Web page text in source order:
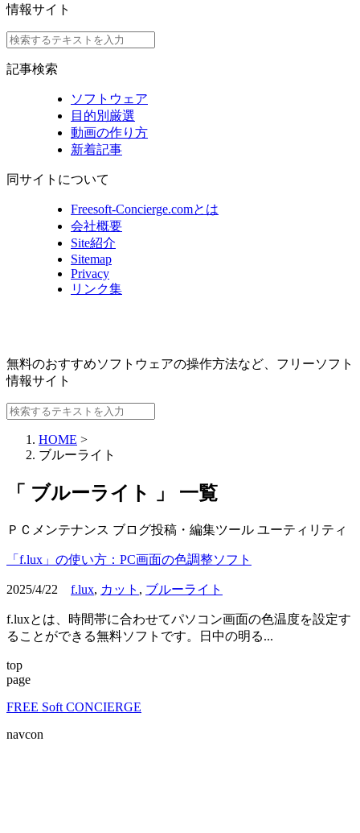
情報サイト
記事検索
ソフトウェア
目的別厳選
動画の作り方
新着記事
同サイトについて
Freesoft-Concierge.comとは
会社概要
Site紹介
Sitemap
Privacy
リンク集
無料のおすすめソフトウェアの操作方法など、 フリーソフト
情報サイト
HOME >
ブルーライト
「 ブルーライト 」 一覧
ＰＣメンテナンス ブログ投稿・編集ツール ユーティリティ
「f.lux」の使い方：PC画面の色調整ソフト
2025/4/22 f.lux, カット , ブルーライト
f.luxとは、時間帯に合わせてパソコン画面の色温度を設定す
ることができる無料ソフトです。日中の明る...
top
page
FREE Soft CONCIERGE
navcon